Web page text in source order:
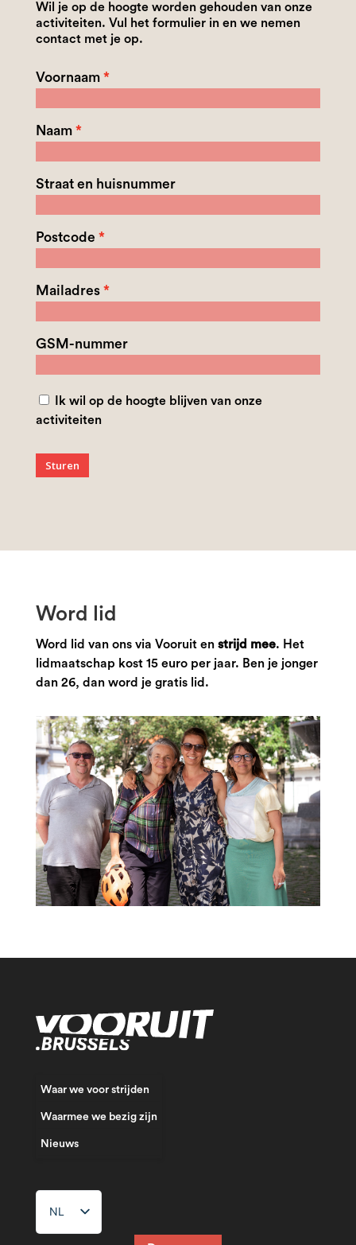
Wil je op de hoogte worden gehouden van onze
activiteiten. Vul het formulier in en we nemen
contact met je op.
Voornaam
Naam
Straat en huisnummer
Postcode
Mailadres
GSM-nummer
Ik wil op de hoogte blijven van onze
activiteiten
Sturen
Word lid
Word lid van ons via Vooruit en strijd mee. Het
lidmaatschap kost 15 euro per jaar. Ben je jonger
dan 26, dan word je gratis lid.
Waar we voor strijden
Waarmee we bezig zijn
Nieuws
NL
FR